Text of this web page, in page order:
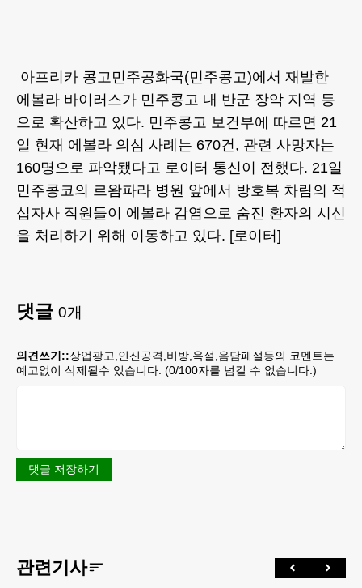
아프리카 콩고민주공화국(민주콩고)에서 재발한
에볼라 바이러스가 민주콩고 내 반군 장악 지역 등
으로 확산하고 있다. 민주콩고 보건부에 따르면 21
일 현재 에볼라 의심 사례는 670건, 관련 사망자는
160명으로 파악됐다고 로이터 통신이 전했다. 21일
민주콩코의 르왐파라 병원 앞에서 방호복 차림의 적
십자사 직원들이 에볼라 감염으로 숨진 환자의 시신
을 처리하기 위해 이동하고 있다. [로이터]
댓글 0개
의견쓰기::상업광고,인신공격,비방,욕설,음담패설등의 코멘트는
예고없이 삭제될수 있습니다. (0/100자를 넘길 수 없습니다.)
댓글 저장하기
관련기사